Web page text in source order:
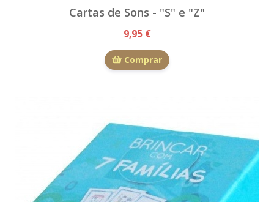
Cartas de Sons - "S" e "Z"
9,95 €
Comprar